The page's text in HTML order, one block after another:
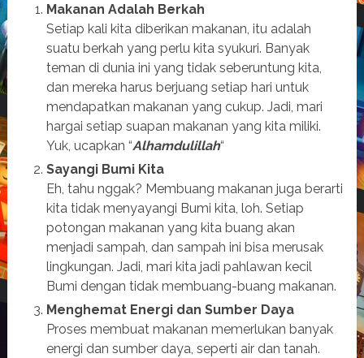
Makanan Adalah Berkah
Setiap kali kita diberikan makanan, itu adalah
suatu berkah yang perlu kita syukuri. Banyak
teman di dunia ini yang tidak seberuntung kita,
dan mereka harus berjuang setiap hari untuk
mendapatkan makanan yang cukup. Jadi, mari
hargai setiap suapan makanan yang kita miliki.
Yuk, ucapkan “Alhamdulillah“
Sayangi Bumi Kita
Eh, tahu nggak? Membuang makanan juga berarti
kita tidak menyayangi Bumi kita, loh. Setiap
potongan makanan yang kita buang akan
menjadi sampah, dan sampah ini bisa merusak
lingkungan. Jadi, mari kita jadi pahlawan kecil
Bumi dengan tidak membuang-buang makanan.
Menghemat Energi dan Sumber Daya
Proses membuat makanan memerlukan banyak
energi dan sumber daya, seperti air dan tanah.